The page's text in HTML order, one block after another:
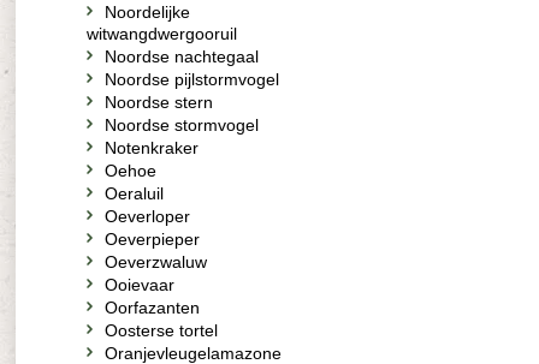
Noordelijke
witwangdwergooruil
Noordse nachtegaal
Noordse pijlstormvogel
Noordse stern
Noordse stormvogel
Notenkraker
Oehoe
Oeraluil
Oeverloper
Oeverpieper
Oeverzwaluw
Ooievaar
Oorfazanten
Oosterse tortel
Oranjevleugelamazone